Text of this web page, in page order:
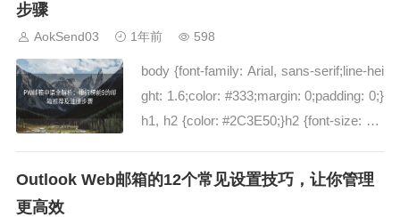
重要。那么，哪一些邮件接码AP...
步骤
AokSend03 1年前 598
body {font-family: Arial, sans-serif;line-hei
ght: 1.6;color: #333;margin: 0;padding: 0;}
h1, h2 {color: #2C3E50;}h2 {font-size: 1.6
Outlook Web邮箱的12个常见设置技巧，让你管理
更高效